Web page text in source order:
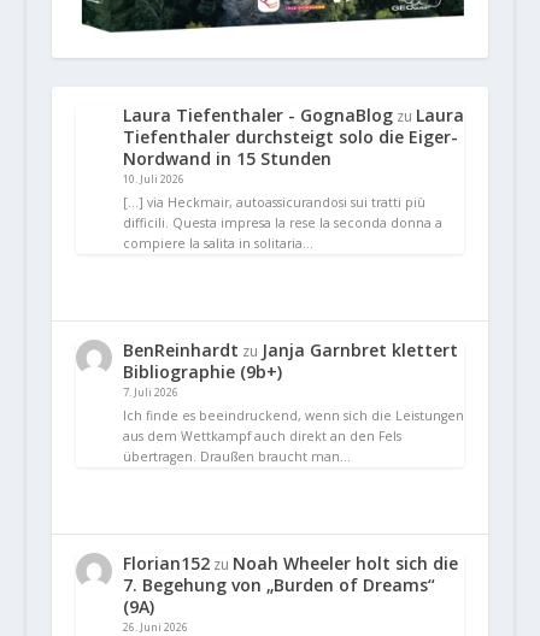
Laura Tiefenthaler - GognaBlogzu Laura
Tiefenthaler durchsteigt solo die Eiger-
Nordwand in 15 Stunden
10. Juli 2026
[…] via Heckmair, autoassicurandosi sui tratti più
difficili. Questa impresa la rese la seconda donna a
compiere la salita in solitaria…
BenReinhardt zu Janja Garnbret klettert
Bibliographie (9b+)
7. Juli 2026
Ich finde es beeindruckend, wenn sich die Leistungen
aus dem Wettkampf auch direkt an den Fels
übertragen. Draußen braucht man…
Florian152zu Noah Wheeler holt sich die
7. Begehung von „Burden of Dreams“
(9A)
26. Juni 2026